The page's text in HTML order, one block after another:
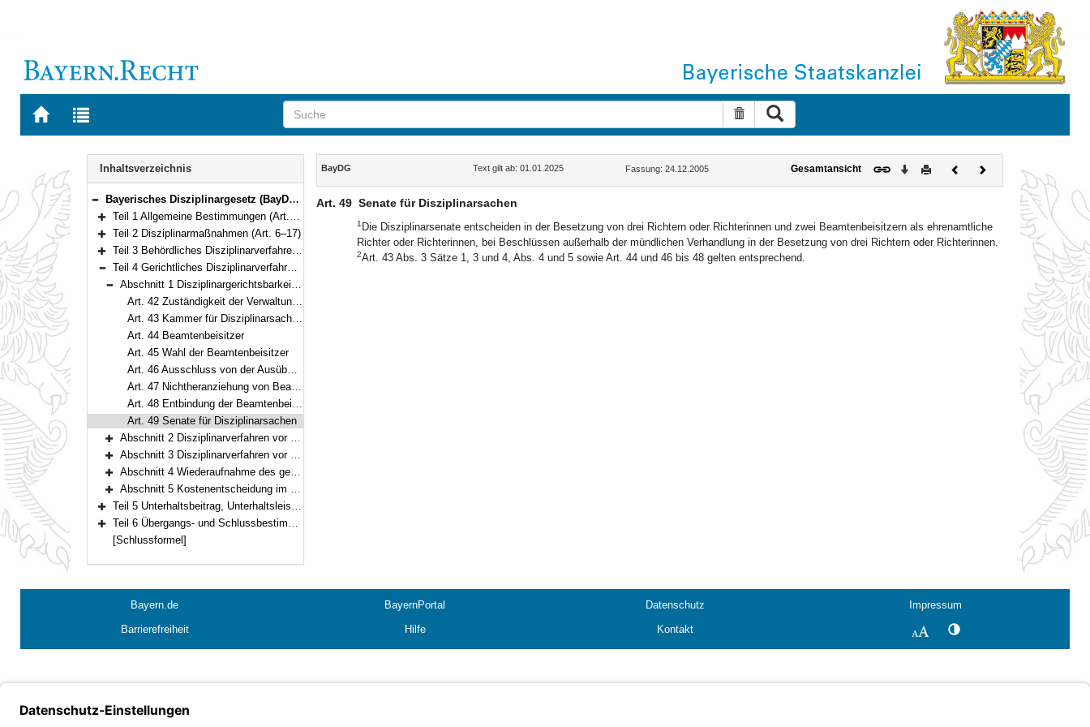
Zur
BAYERN.RECHT
Zur
letzten
Suche zurücksetzen
Navigation
Inhaltsverzeichnis
Bereich reduzieren
Bayerisches Disziplinargesetz (BayDG) vom 24. Dezember 2005 (GVBl. S. 665) BayRS 2031-1-1-F (Art. 1–78)
Bereich erweitern
Teil 1 Allgemeine Bestimmungen (Art. 1–5)
Bereich erweitern
Teil 2 Disziplinarmaßnahmen (Art. 6–17)
Bereich erweitern
Teil 3 Behördliches Disziplinarverfahren (Art. 18–41)
Bereich reduzieren
Teil 4 Gerichtliches Disziplinarverfahren (Art. 42–73)
Bereich reduzieren
Abschnitt 1 Disziplinargerichtsbarkeit (Art. 42–49)
Art. 42 Zuständigkeit der Verwaltungsgerichtsbarkeit
Art. 43 Kammer für Disziplinarsachen
Art. 44 Beamtenbeisitzer
Art. 45 Wahl der Beamtenbeisitzer
Art. 46 Ausschluss von der Ausübung des Richteramts
Art. 47 Nichtheranziehung von Beamtenbeisitzern
Art. 48 Entbindung der Beamtenbeisitzer vom Amt
Art. 49 Senate für Disziplinarsachen
Bereich erweitern
Abschnitt 2 Disziplinarverfahren vor dem Verwaltungsgericht (Art. 50–61)
Bereich erweitern
Abschnitt 3 Disziplinarverfahren vor dem Verwaltungsgerichtshof (Art. 62–65)
Bereich erweitern
Abschnitt 4 Wiederaufnahme des gerichtlichen Disziplinarverfahrens (Art. 66–71)
Bereich erweitern
Abschnitt 5 Kostenentscheidung im gerichtlichen Disziplinarverfahren (Art. 72–73)
Bereich erweitern
Teil 5 Unterhaltsbeitrag, Unterhaltsleistung und Begnadigung (Art. 74–76)
Bereich erweitern
Teil 6 Übergangs- und Schlussbestimmungen (Art. 77–78)
[Schlussformel]
Inhalt
BayDG Text gilt ab: 01.01.2025 Fassung: 24.12.2005 Gesamtansicht Download
DruckenVorherigesNächstes
Dokument
Art. 49 Senate für Disziplinarsachen
1 Die Disziplinarsenate entscheiden in der Besetzung von drei Richtern oder Richterinnen und zwei Beamtenbeisitzern als ehrenamtliche
Richter oder Richterinnen, bei Beschlüssen außerhalb der mündlichen Verhandlung in der Besetzung von drei Richtern oder Richterinnen.
2Art. 43 Abs. 3 Sätze 1, 3 und 4, Abs. 4 und 5 sowie Art. 44 und 46 bis 48 gelten entsprechend.
Bayern.de BayernPortal Datenschutz
Impressum
Barrierefreiheit
Hilfe Kontakt SchriftgrößeKontrastwechsel